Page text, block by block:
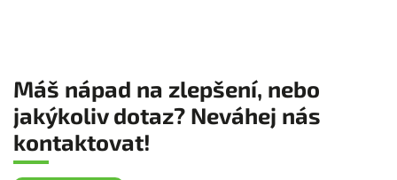
Máš nápad na zlepšení, nebo
jakýkoliv dotaz? Neváhej nás
kontaktovat!